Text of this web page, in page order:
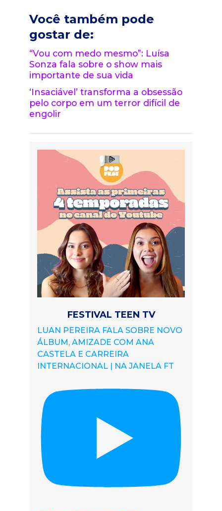
Você também pode
gostar de:
“Vou com medo mesmo”: Luísa
Sonza fala sobre o show mais
importante de sua vida
‘Insaciável’ transforma a obsessão
pelo corpo em um terror difícil de
engolir
FESTIVAL TEEN TV
LUAN PEREIRA FALA SOBRE NOVO
ÁLBUM, AMIZADE COM ANA
CASTELA E CARREIRA
INTERNACIONAL | NA JANELA FT